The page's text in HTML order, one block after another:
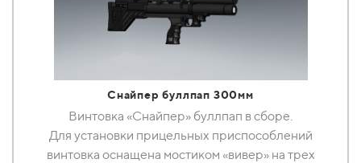
Снайпер буллпап 300мм
Винтовка «Снайпер» буллпап в сборе.
Для установки прицельных приспособлений
винтовка оснащена мостиком «вивер» на трех